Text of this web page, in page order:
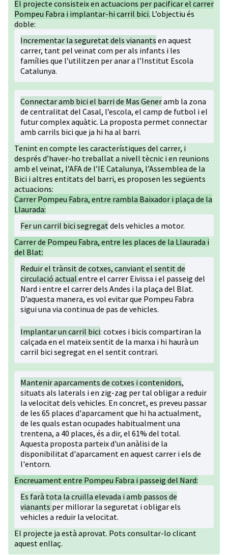
El projecte consisteix en actuacions per pacificar el carrer
Pompeu Fabra i implantar-hi carril bici. L’objectiu és
doble:
Incrementar la seguretat dels vianants en aquest
carrer, tant pel veïnat com per als infants i les
famílies que l’utilitzen per anar a l’Institut Escola
Catalunya.
Connectar amb bici el barri de Mas Generamb la zona
de centralitat del Casal, l’escola, el camp de futbol i el
futur complex aquàtic. La proposta permet connectar
amb carrils bici que ja hi ha al barri.
Tenint en compte les característiques del carrer, i
després d’haver-ho treballat a nivell tècnic i en reunions
amb el veïnat, l’AFA de l’IE Catalunya, l’Assemblea de la
Bici i altres entitats del barri, es proposen les següents
actuacions:
Carrer Pompeu Fabra, entre rambla Baixador i plaça de la
Llaurada:
Fer un carril bici segregatdels vehicles a motor.
Carrer de Pompeu Fabra, entre les places de la Llaurada i
del Blat:
Reduir el trànsit de cotxes, canviant el sentit de
circulació actual entre el carrer Eivissa i el passeig del
Nard i entre el carrer dels Andes i la plaça del Blat.
D’aquesta manera, es vol evitar que Pompeu Fabra
sigui una via continua de pas de vehicles.
Implantar un carril bici: cotxes i bicis compartiran la
calçada en el mateix sentit de la marxa i hi haurà un
carril bici segregat en el sentit contrari.
Mantenir aparcaments de cotxes i contenidors,
situats als laterals i en zig-zag per tal obligar a reduir
la velocitat dels vehicles. En concret, es preveu passar
de les 65 places d'aparcament que hi ha actualment,
de les quals estan ocupades habitualment una
trentena, a 40 places, és a dir, el 61% del total.
Aquesta proposta parteix d'un anàlisi de la
disponibilitat d'aparcament en aquest carrer i els de
l'entorn.
Encreuament entre Pompeu Fabra i passeig del Nard:
Es farà tota la cruïlla elevada i amb passos de
vianants per millorar la seguretat i obligar els
vehicles a reduir la velocitat.
El projecte ja està aprovat. Pots consultar-lo clicant
aquest enllaç.